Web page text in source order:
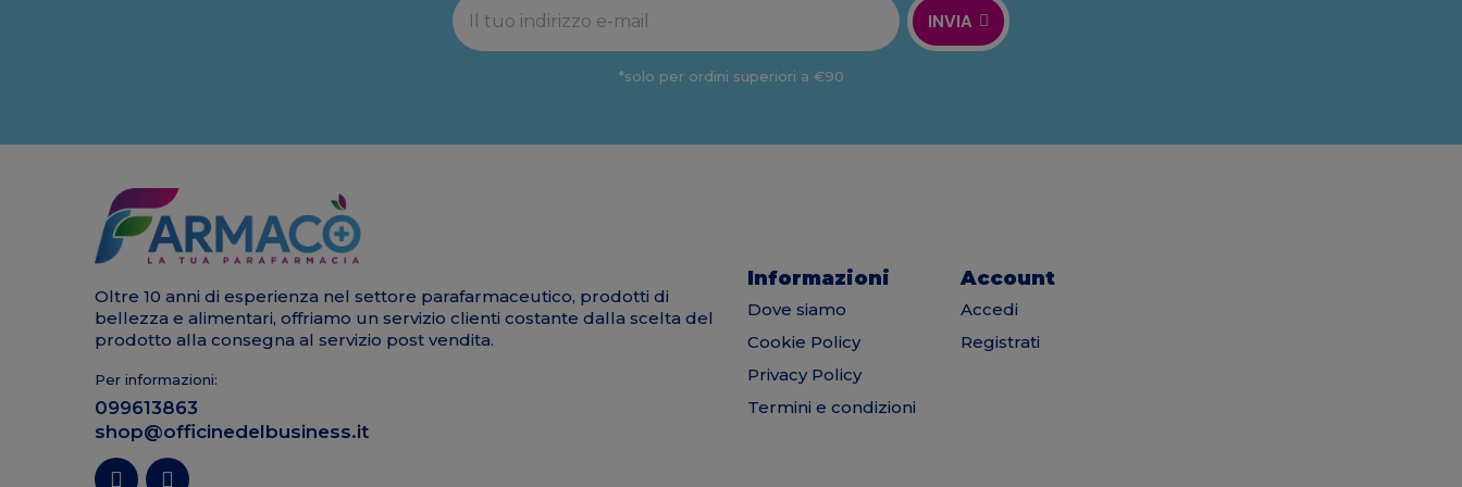
INVIA
*solo per ordini superiori a €90
Oltre 10 anni di esperienza nel settore parafarmaceutico, prodotti di
bellezza e alimentari, offriamo un servizio clienti costante dalla scelta del
prodotto alla consegna al servizio post vendita.
Per informazioni:
099613863
shop@officinedelbusiness.it
Informazioni
Dove siamo
Cookie Policy
Privacy Policy
Termini e condizioni
Account
Accedi
Registrati